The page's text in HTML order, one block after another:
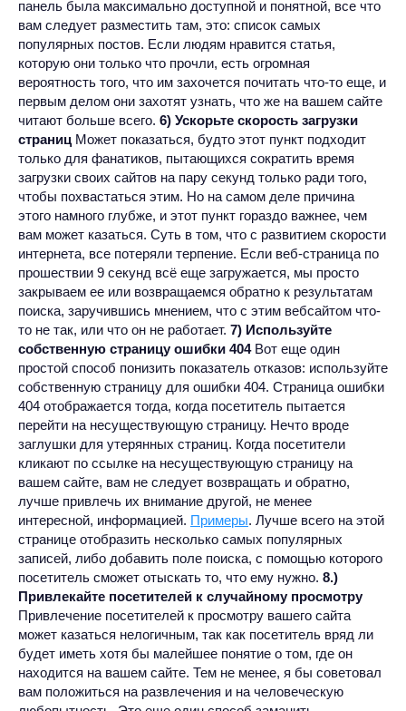
панель была максимально доступной и понятной, все что
вам следует разместить там, это: список самых
популярных постов. Если людям нравится статья,
которую они только что прочли, есть огромная
вероятность того, что им захочется почитать что-то еще, и
первым делом они захотят узнать, что же на вашем сайте
читают больше всего. 6) Ускорьте скорость загрузки
страниц Может показаться, будто этот пункт подходит
только для фанатиков, пытающихся сократить время
загрузки своих сайтов на пару секунд только ради того,
чтобы похвастаться этим. Но на самом деле причина
этого намного глубже, и этот пункт гораздо важнее, чем
вам может казаться. Суть в том, что с развитием скорости
интернета, все потеряли терпение. Если веб-страница по
прошествии 9 секунд всё еще загружается, мы просто
закрываем ее или возвращаемся обратно к результатам
поиска, заручившись мнением, что с этим вебсайтом что-
то не так, или что он не работает. 7) Используйте
собственную страницу ошибки 404Вот еще один
простой способ понизить показатель отказов: используйте
собственную страницу для ошибки 404. Страница ошибки
404 отображается тогда, когда посетитель пытается
перейти на несуществующую страницу. Нечто вроде
заглушки для утерянных страниц. Когда посетители
кликают по ссылке на несуществующую страницу на
вашем сайте, вам не следует возвращать и обратно,
лучше привлечь их внимание другой, не менее
интересной, информацией. Примеры. Лучше всего на этой
странице отобразить несколько самых популярных
записей, либо добавить поле поиска, с помощью которого
посетитель сможет отыскать то, что ему нужно. 8.)
Привлекайте посетителей к случайному просмотру
Привлечение посетителей к просмотру вашего сайта
может казаться нелогичным, так как посетитель вряд ли
будет иметь хотя бы малейшее понятие о том, где он
находится на вашем сайте. Тем не менее, я бы советовал
вам положиться на развлечения и на человеческую